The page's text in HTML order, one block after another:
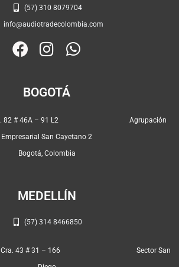
(57) 310 8079704
info@audiotradecolombia.com
F
c
e
b
o
o
I
s
t
a
g
r
W
a
p
BOGOTÁ
– 91 L2 Agrupación
Empresarial San Cayetano 2
Bogotá, Colombia
MEDELLÍN
(57) 314 8466850
31 – 166 Sector San